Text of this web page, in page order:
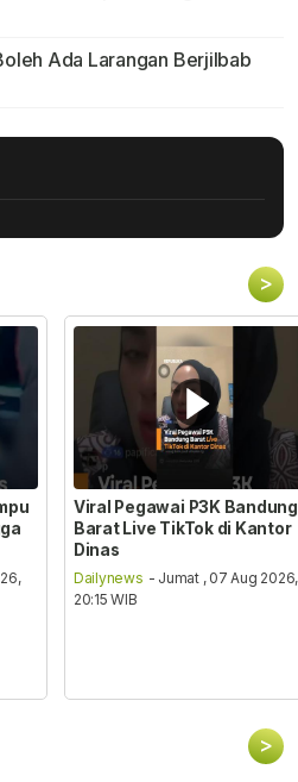
Ada Larangan Berjilbab
>
Viral Pegawai P3K Bandung
Barat Live TikTok di Kantor
Dinas
Dailynews - Jumat , 07 Aug 2026,
20:15 WIB
>